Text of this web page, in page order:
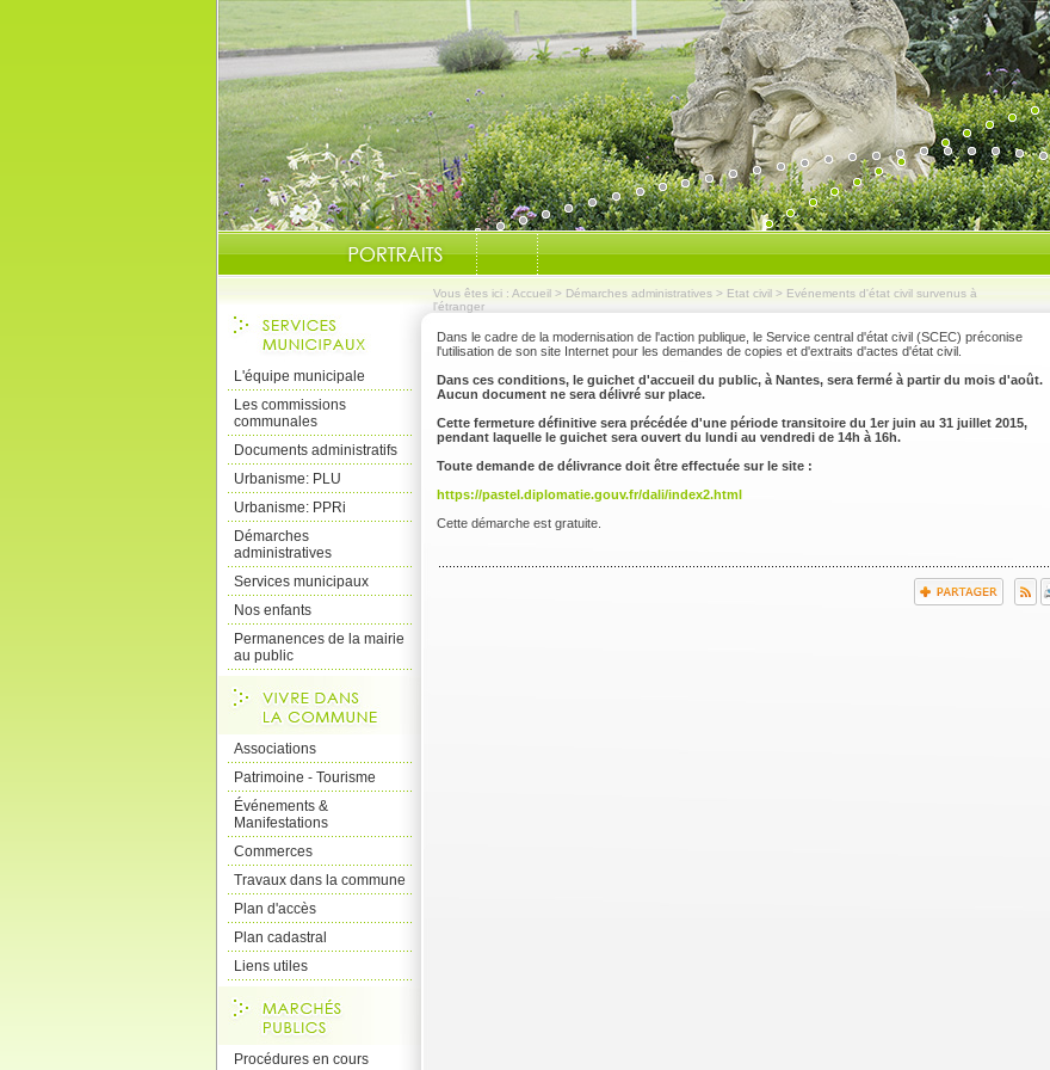
Vous êtes ici : Accueil > Démarches administratives > Etat civil > Evénements d'état civil survenus à
l'étranger
L'équipe municipale
Les commissions
communales
Documents administratifs
Urbanisme: PLU
Urbanisme: PPRi
Démarches
administratives
Services municipaux
Nos enfants
Permanences de la mairie
au public
Associations
Patrimoine - Tourisme
Événements &
Manifestations
Commerces
Travaux dans la commune
Plan d'accès
Plan cadastral
Liens utiles
Procédures en cours
Dans le cadre de la modernisation de l'action publique, le Service central d'état civil (SCEC) préconise
l'utilisation de son site Internet pour les demandes de copies et d'extraits d'actes d'état civil.
Dans ces conditions, le guichet d'accueil du public, à Nantes, sera fermé à partir du mois d'août.
Aucun document ne sera délivré sur place.
Cette fermeture définitive sera précédée d'une période transitoire du 1er juin au 31 juillet 2015,
pendant laquelle le guichet sera ouvert du lundi au vendredi de 14h à 16h.
Toute demande de délivrance doit être effectuée sur le site :
https://pastel.diplomatie.gouv.fr/dali/index2.html
Cette démarche est gratuite.
Mairie ouverte: